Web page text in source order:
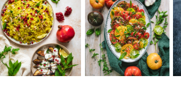
Aubergines rôties,
sauce yaourt aux herbes
et riz aux bijoux
Ma salade de tomates